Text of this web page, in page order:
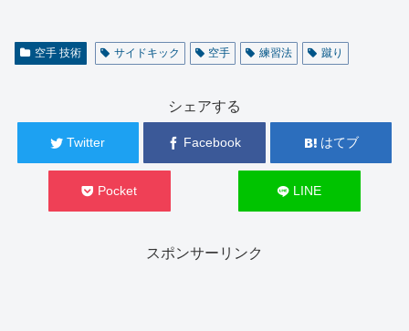
空手 技術 サイドキック 空手 練習法 蹴り
シェアする
Twitter Facebook はてブ
Pocket LINE
スポンサーリンク